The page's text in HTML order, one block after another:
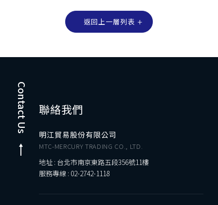
返回上一層列表
Contact Us 聯絡我們
明江貿易股份有限公司
MTC-MERCURY TRADING CO., LTD.
地址 : 台北市南京東路五段356號11樓
服務專線 : 02-2742-1118